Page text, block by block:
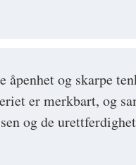
åpenhet og skarpe
er merkbart, og
og de